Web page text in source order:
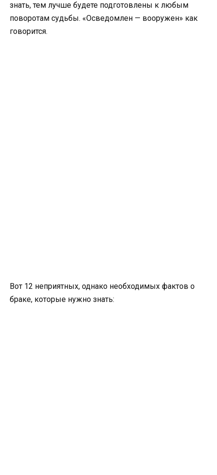
знать, тем лучше будете подготовлены к любым
поворотам судьбы. «Осведомлен — вооружен» как
говорится.
Вот 12 неприятных, однако необходимых фактов о
браке, которые нужно знать: